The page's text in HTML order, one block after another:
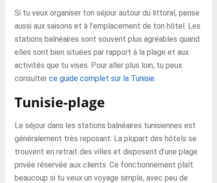
Si tu veux organiser ton séjour autour du littoral, pense
aussi aux saisons et à l’emplacement de ton hôtel. Les
stations balnéaires sont souvent plus agréables quand
elles sont bien situées par rapport à la plage et aux
activités que tu vises. Pour aller plus loin, tu peux
consulter ce guide complet sur la Tunisie.
Tunisie-plage
Le séjour dans les stations balnéaires tunisiennes est
généralement très reposant. La plupart des hôtels se
trouvent en retrait des villes et disposent d’une plage
privée réservée aux clients. Ce fonctionnement plaît
beaucoup si tu veux un voyage simple, avec peu de